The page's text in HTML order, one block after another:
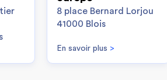
8 place Bernard Lorjou
41000 Blois
En savoir plus >